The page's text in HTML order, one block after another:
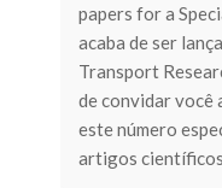
papers for a
acaba de ser
Transport
de convidar você
este número
artigos